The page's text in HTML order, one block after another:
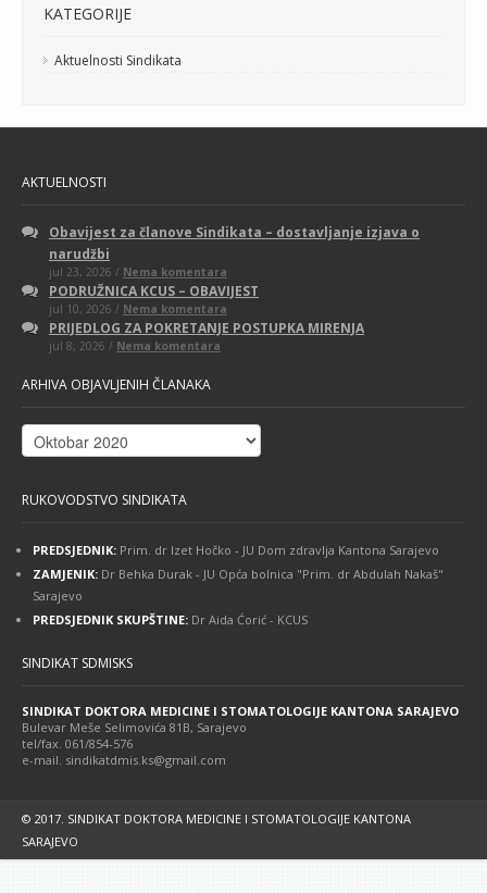
KATEGORIJE
Aktuelnosti Sindikata
AKTUELNOSTI
Obavijest za članove Sindikata – dostavljanje izjava o
narudžbi
jul 23, 2026 / Nema komentara
Obavijest
za
Sindikata
–
PODRUŽNICA KCUS – OBAVIJEST
jul 10, 2026 / Nema komentara
PODRUŽNICA
KCUS
PRIJEDLOG ZA POKRETANJE POSTUPKA MIRENJA
jul 8, 2026 / Nema komentara
ARHIVA OBJAVLJENIH ČLANAKA
Arhiva
objavljenih
RUKOVODSTVO SINDIKATA
PREDSJEDNIK: Prim. dr Izet Hočko - JU Dom zdravlja Kantona Sarajevo
ZAMJENIK: Dr Behka Durak - JU Opća bolnica "Prim. dr Abdulah Nakaš"
Sarajevo
PREDSJEDNIK SKUPŠTINE: Dr Aida Ćorić - KCUS
SINDIKAT SDMISKS
SINDIKAT DOKTORA MEDICINE I STOMATOLOGIJE KANTONA SARAJEVO
Bulevar Meše Selimovića 81B, Sarajevo
tel/fax. 061/854-576
e-mail. sindikatdmis.ks@gmail.com
© 2017. SINDIKAT DOKTORA MEDICINE I STOMATOLOGIJE KANTONA
SARAJEVO